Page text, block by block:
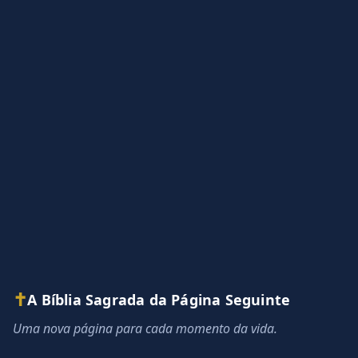
✝A Bíblia Sagrada da Página Seguinte
Uma nova página para cada momento da vida.